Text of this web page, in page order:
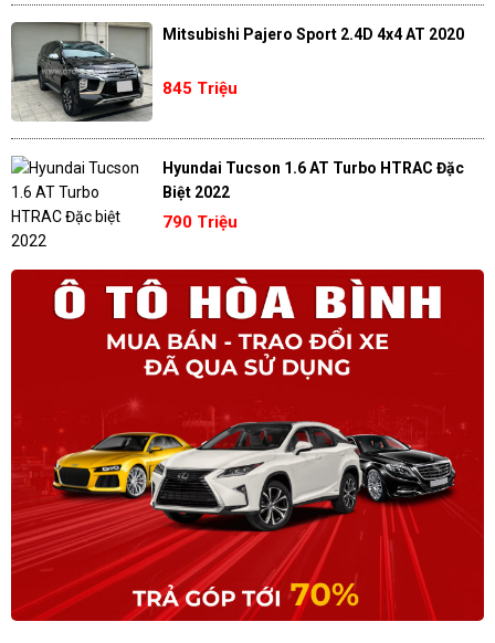
Mitsubishi Pajero Sport 2.4D 4x4 AT 2020
845 Triệu
Hyundai Tucson 1.6 AT Turbo HTRAC Đặc
Biệt 2022
790 Triệu